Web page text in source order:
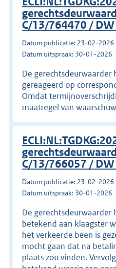
C/13/764470 /
Datum publicatie: 23-02-2026
Datum uitspraak: 30-01-2026
De
gereageerd op
Omdat
maatregel van
C/13/766057 /
Datum publicatie: 23-02-2026
Datum uitspraak: 30-01-2026
De
betekend aan klaagster
het verkeerde been is
mocht gaan dat na
plaats zou vinden.